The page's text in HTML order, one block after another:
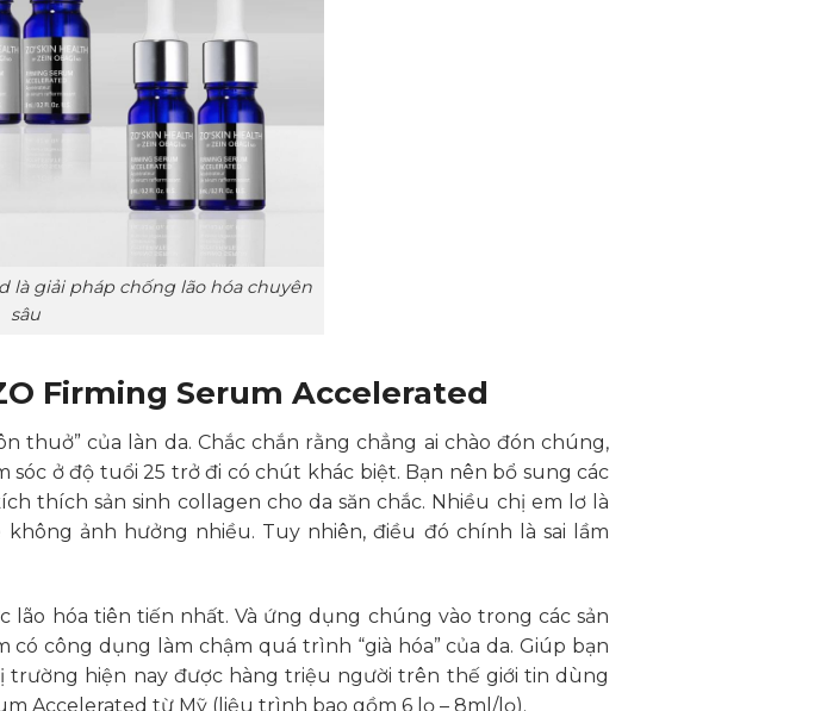
là giải pháp chống lão hóa chuyên
sâu
Firming Serum Accelerated
thuở” của làn da. Chắc chắn rằng chẳng ai chào đón chúng,
ở độ tuổi 25 trở đi có chút khác biệt. Bạn nên bổ sung các
thích sản sinh collagen cho da săn chắc. Nhiều chị em lơ là
ảnh hưởng nhiều. Tuy nhiên, điều đó chính là sai lầm
hóa tiên tiến nhất. Và ứng dụng chúng vào trong các sản
công dụng làm chậm quá trình “già hóa” của da. Giúp bạn
trường hiện nay được hàng triệu người trên thế giới tin dùng
Accelerated từ Mỹ (liệu trình bao gồm 6 lọ – 8ml/lọ).